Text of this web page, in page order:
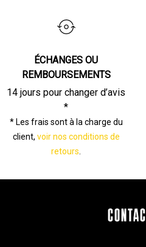
ÉCHANGES OU
REMBOURSEMENTS
14 jours pour changer d’avis
*
* Les frais sont à la charge du
client, voir nos conditions de
retours